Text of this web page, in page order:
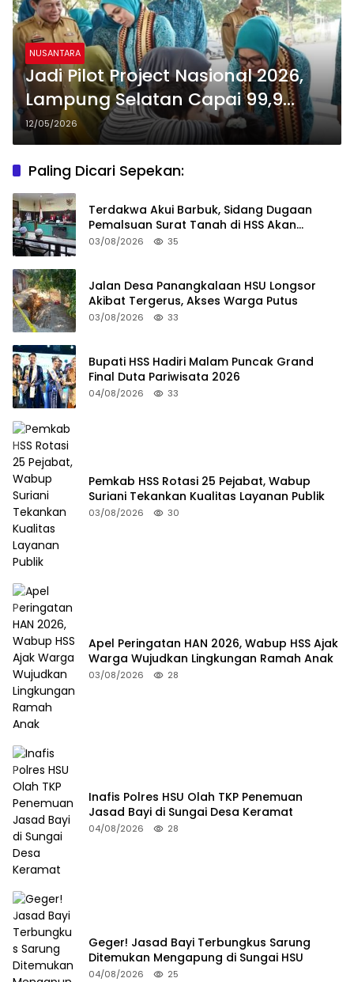
NUSANTARA
Jadi Pilot Project Nasional 2026,
Lampung Selatan Capai 99,9
Persen Imunisasi Zero Dose
12/05/2026
Paling Dicari Sepekan:
Terdakwa Akui Barbuk, Sidang Dugaan
Pemalsuan Surat Tanah di HSS Akan
Berlanjut Tuntutan JPU
03/08/2026 35
Jalan Desa Panangkalaan HSU Longsor
Akibat Tergerus, Akses Warga Putus
03/08/2026 33
Bupati HSS Hadiri Malam Puncak Grand
Final Duta Pariwisata 2026
04/08/2026 33
Pemkab HSS Rotasi 25 Pejabat, Wabup
Suriani Tekankan Kualitas Layanan Publik
03/08/2026 30
Apel Peringatan HAN 2026, Wabup HSS Ajak
Warga Wujudkan Lingkungan Ramah Anak
03/08/2026 28
Inafis Polres HSU Olah TKP Penemuan
Jasad Bayi di Sungai Desa Keramat
04/08/2026 28
Geger! Jasad Bayi Terbungkus Sarung
Ditemukan Mengapung di Sungai HSU
04/08/2026 25